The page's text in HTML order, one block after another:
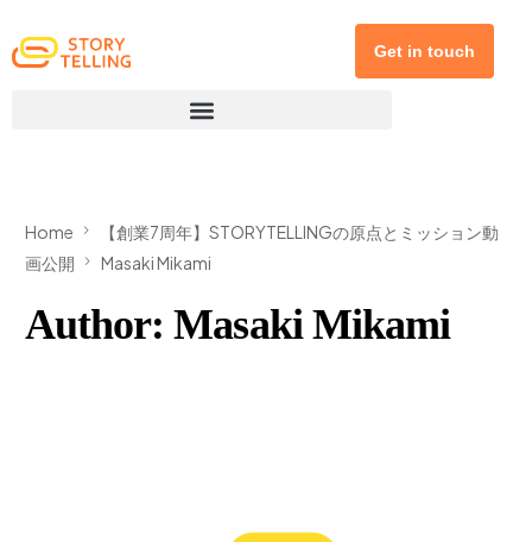
Get in touch
Home
【創業7周年】STORYTELLINGの原点とミッション動
画公開
Masaki Mikami
Author:Masaki Mikami